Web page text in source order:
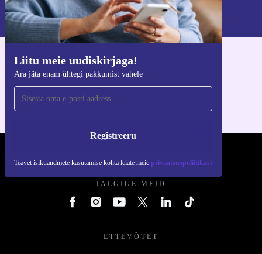
Liitu meie uudiskirjaga!
Ära jäta enam ühtegi pakkumist vahele
Registreeru
Teavet isikuandmete kasutamise kohta leiate meie privaatsuspoliitikast
Teavet isikuandmete kasutamise kohta leiate meie
privaatsuspoliitikast.
Hangi refurbed rakendus
iOS-i ja Androidi jaoks
JÄLGIGE MEID
ETTEVÕTET